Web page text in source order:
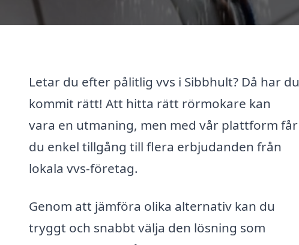
Letar du efter pålitlig vvs i Sibbhult? Då har du
kommit rätt! Att hitta rätt rörmokare kan
vara en utmaning, men med vår plattform får
du enkel tillgång till flera erbjudanden från
lokala vvs-företag.
Genom att jämföra olika alternativ kan du
tryggt och snabbt välja den lösning som